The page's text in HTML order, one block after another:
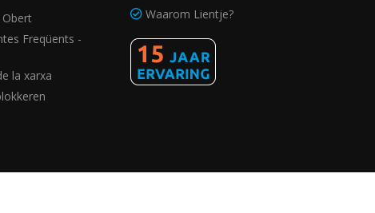
Freqüents -
la xarxa
Waarom Lientje?